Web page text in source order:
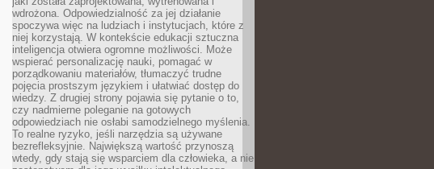
wdrożona. Odpowiedzialność za jej działanie
spoczywa więc na ludziach i instytucjach, które z
niej korzystają. W kontekście edukacji sztuczna
inteligencja otwiera ogromne możliwości. Może
wspierać personalizację nauki, pomagać w
porządkowaniu materiałów, tłumaczyć trudne
pojęcia prostszym językiem i ułatwiać dostęp do
wiedzy. Z drugiej strony pojawia się pytanie o to,
czy nadmierne poleganie na gotowych
odpowiedziach nie osłabi samodzielnego myślenia.
To realne ryzyko, jeśli narzędzia są używane
bezrefleksyjnie. Największą wartość przynoszą
wtedy, gdy stają się wsparciem dla człowieka, a nie